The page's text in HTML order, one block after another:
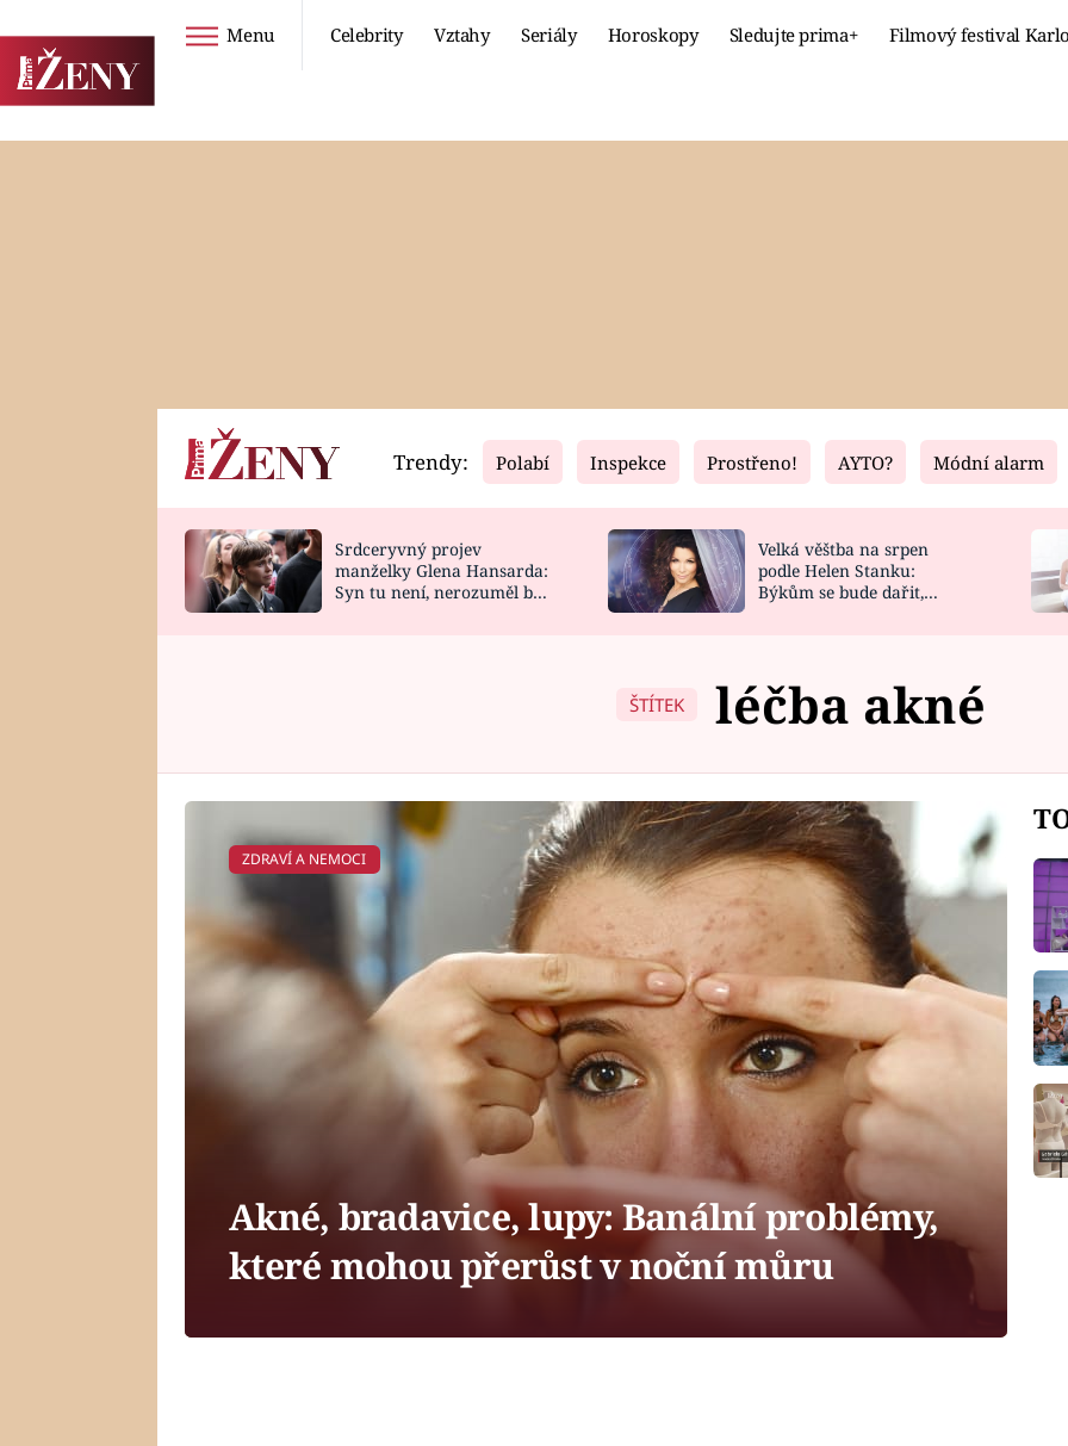
Menu Celebrity Vztahy Seriály Horoskopy Sledujte prima+ Filmový festival
Horoskopy
HOROSKOP NA
Video
CELEBRITY
VAŘENÍ
Fresh
NOVINKY
VIDEORECEPTY
Living
DESIGN
Trendy: Polabí Inspekce Prostřeno! AYTO? Módní alarm
Srdceryvný projev
manželky Glena Hansarda:
Syn tu není, nerozuměl by
Velká věštba na srpen
podle Helen Stanku:
Býkům se bude dařit,
ŠTÍTEK léčba akné
ZDRAVÍ A NEMOCI
Akné, bradavice, lupy: Banální problémy,
které mohou přerůst v noční můru